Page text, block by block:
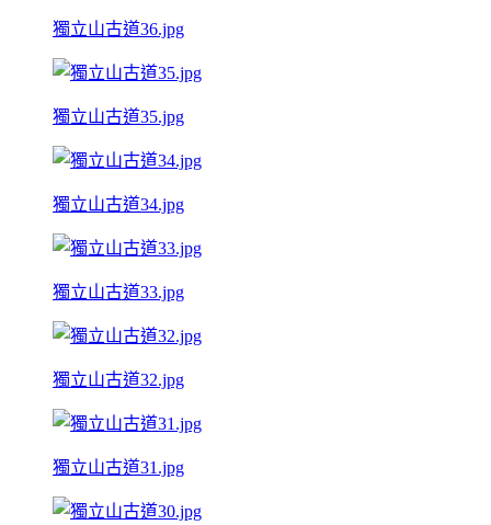
獨立山古道36.jpg
獨立山古道35.jpg
獨立山古道34.jpg
獨立山古道33.jpg
獨立山古道32.jpg
獨立山古道31.jpg